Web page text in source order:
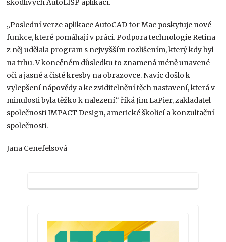
„Poslední verze aplikace AutoCAD for Mac poskytuje nové
funkce, které pomáhají v práci. Podpora technologie Retina
z něj udělala program s nejvyšším rozlišením, který kdy byl
na trhu. V konečném důsledku to znamená méně unavené
oči a jasné a čisté kresby na obrazovce. Navíc došlo k
vylepšení nápovědy a ke zviditelnění těch nastavení, která v
minulosti byla těžko k nalezení.“ říká Jim LaPier, zakladatel
společnosti IMPACT Design, americké školicí a konzultační
společnosti.
Jana Cenefelsová